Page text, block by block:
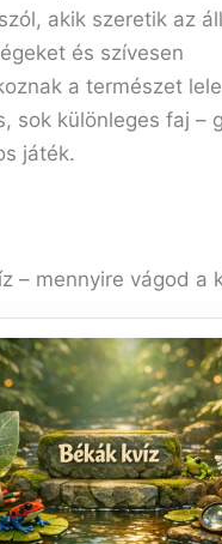
akik szeretik az
és szívesen
a természet
sok különleges faj –
játék.
– mennyire vágod a